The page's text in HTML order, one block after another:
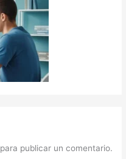
para publicar un comentario.